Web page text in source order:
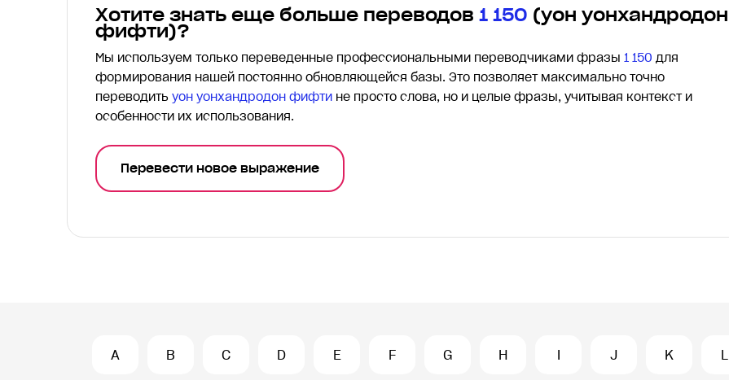
Хотите знать еще больше переводов 1 150 (yон yонхандродон
фифти)?
Мы используем только переведенные профессиональными переводчиками фразы 1 150 для
формирования нашей постоянно обновляющейся базы. Это позволяет максимально точно
переводить yон yонхандродон фифти не просто слова, но и целые фразы, учитывая контекст и
особенности их использования.
Перевести новое выражение
A B C D E F G H I J K L